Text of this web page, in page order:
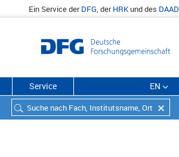
Ein Service derDFG, derHRKund des DAAD
Service EN